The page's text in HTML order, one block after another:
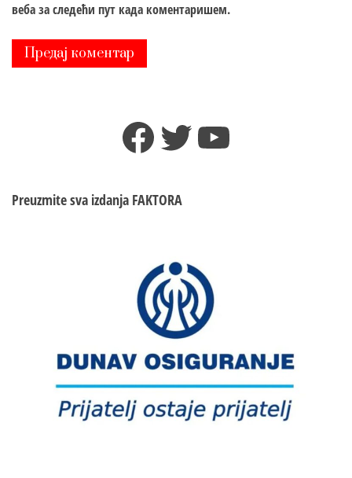
веба за следећи пут када коментаришем.
Facebook
TwitterYouTube
Preuzmite sva izdanja FAKTORA